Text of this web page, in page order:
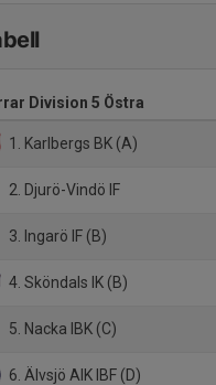
Division 5 Östra
1. Karlbergs BK (A)
2. Djurö-Vindö IF
3. Ingarö IF (B)
4. Sköndals IK (B)
5. Nacka IBK (C)
6. Älvsjö AIK IBF (D)